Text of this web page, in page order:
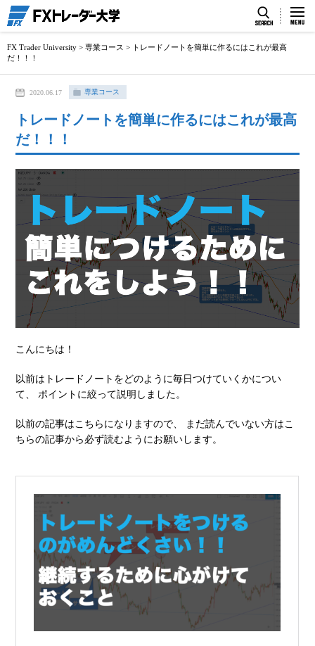
FX Trader University > 専業コース > トレードノートを簡単に作るにはこれが最高
だ！！！
2020.06.17 専業コース
トレードノートを簡単に作るにはこれが最高
だ！！！
こんにちは！
以前はトレードノートをどのように毎日つけていくかについ
て、 ポイントに絞って説明しました。
以前の記事はこちらになりますので、 まだ読んでいない方はこ
ちらの記事から必ず読むようにお願いします。